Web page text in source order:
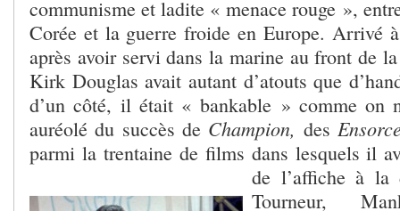
communisme et ladite « menace rouge »,
Corée et la guerre froide en Europe. Arrivé
après avoir servi dans la marine au front de
Kirk Douglas avait autant d’atouts que
d’un côté, il était « bankable » comme on
auréolé du succès de Champion, des
parmi la trentaine de films dans lesquels il
de l’affiche à la
Tourneur,